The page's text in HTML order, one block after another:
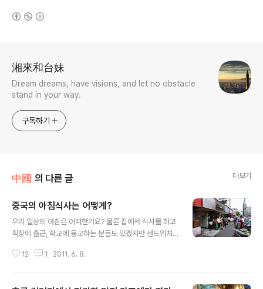
湘來和台妹
Dream dreams, have visions, and let no obstacle
stand in your way.
구독하기
中國 의 다른 글 더보기
중국의 아침식사는 어떻게?
우리 일상의 아침은 어떠한가요? 물론 집에서 식사를 하고
직장에 출근, 학교에 등교하는 분들도 있겠지만 샌드위치,
습니다. 그럼 중국에서는 아침을 뭘로 먹을까요? 중국 역시
12 1 2011. 6. 8.